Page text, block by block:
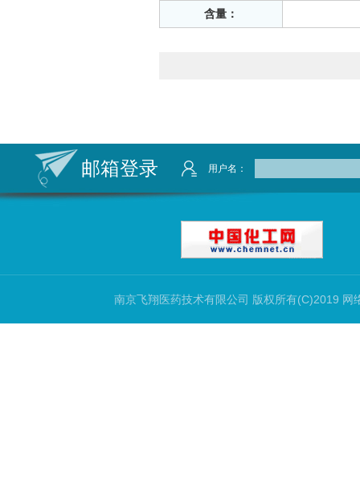
含量：
邮箱登录 用户名：
南京飞翔医药技术有限公司 版权所有(C)2019 网